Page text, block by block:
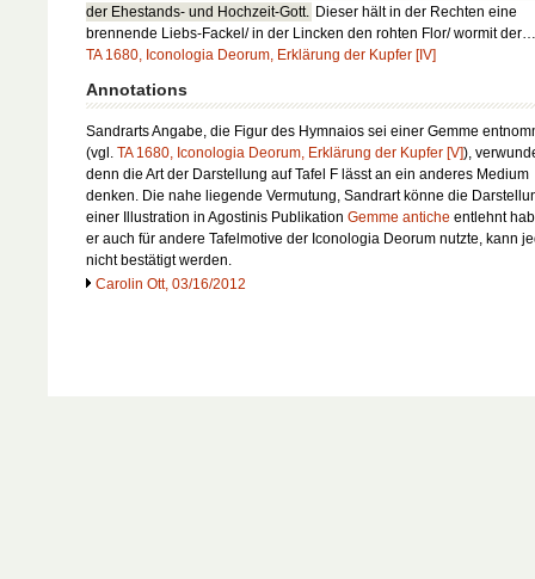
der Ehestands- und Hochzeit-Gott. Dieser hält in der Rechten eine
brennende Liebs-Fackel/ in der Lincken den rohten Flor/ wormit
TA 1680, Iconologia Deorum, Erklärung der Kupfer [IV]
Annotations
Sandrarts Angabe, die Figur des Hymnaios sei einer Gemme
(vgl. TA 1680, Iconologia Deorum, Erklärung der Kupfer [V]),
denn die Art der Darstellung auf Tafel F lässt an ein anderes Medium
denken. Die nahe liegende Vermutung, Sandrart könne die
einer Illustration in Agostinis Publikation Gemme antiche entlehnt
er auch für andere Tafelmotive der Iconologia Deorum nutzte, kann
nicht bestätigt werden.
Carolin Ott, 03/16/2012